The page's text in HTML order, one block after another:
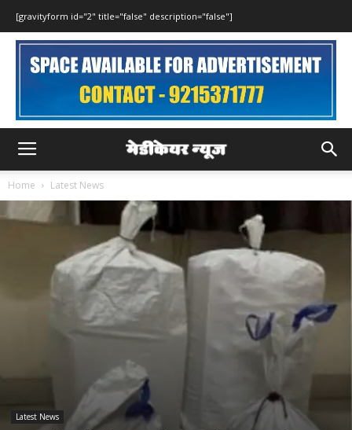
[gravityform id="2" title="false" description="false"]
Home Latest News
Latest News